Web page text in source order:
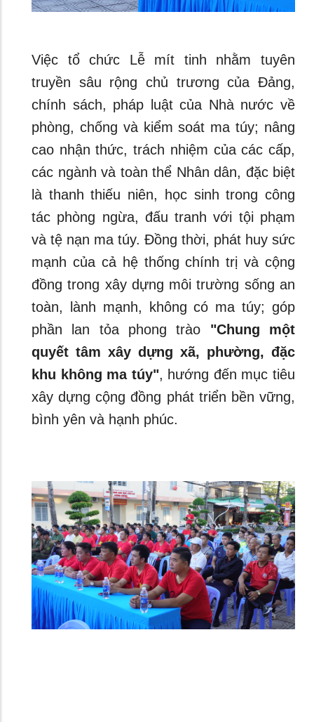
Việc tổ chức Lễ mít tinh nhằm tuyên
truyền sâu rộng chủ trương của Đảng,
chính sách, pháp luật của Nhà nước về
phòng, chống và kiểm soát ma túy; nâng
cao nhận thức, trách nhiệm của các cấp,
các ngành và toàn thể Nhân dân, đặc biệt
là thanh thiếu niên, học sinh trong công
tác phòng ngừa, đấu tranh với tội phạm
và tệ nạn ma túy. Đồng thời, phát huy sức
mạnh của cả hệ thống chính trị và cộng
đồng trong xây dựng môi trường sống an
toàn, lành mạnh, không có ma túy; góp
phần lan tỏa phong trào "Chung một
quyết tâm xây dựng xã, phường, đặc
khu không ma túy", hướng đến mục tiêu
xây dựng cộng đồng phát triển bền vững,
bình yên và hạnh phúc.